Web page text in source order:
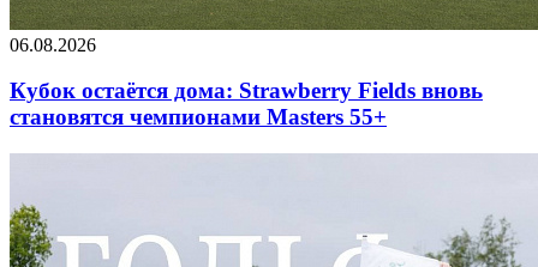
06.08.2026
Кубок остаётся дома: Strawberry Fields вновь
становятся чемпионами Masters 55+